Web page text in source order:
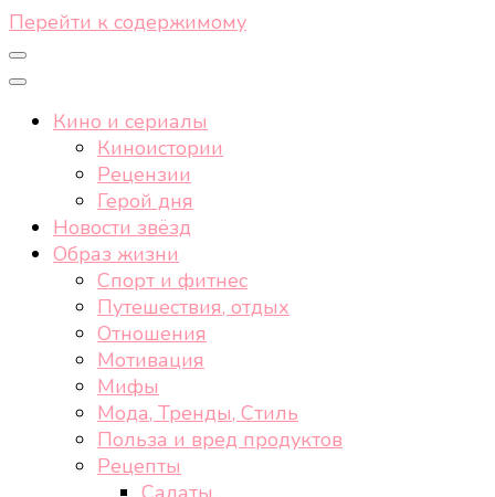
Перейти к содержимому
Кино и сериалы
Киноистории
Рецензии
Герой дня
Новости звёзд
Образ жизни
Спорт и фитнес
Путешествия, отдых
Отношения
Мотивация
Мифы
Мода, Тренды, Стиль
Польза и вред продуктов
Рецепты